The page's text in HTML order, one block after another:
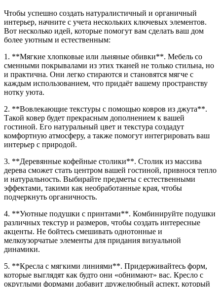
Чтобы успешно создать натуралистичный и органичный
интерьер, начните с учета нескольких ключевых элементов.
Вот несколько идей, которые помогут вам сделать ваш дом
более уютным и естественным:
1. **Мягкие хлопковые или льняные обивки**. Мебель со
сменными покрывалами из этих тканей не только стильна, но
и практична. Они легко стираются и становятся мягче с
каждым использованием, что придаёт вашему пространству
нотку уюта.
2. **Вовлекающие текстуры с помощью ковров из джута**.
Такой ковер будет прекрасным дополнением к вашей
гостиной. Его натуральный цвет и текстура создадут
комфортную атмосферу, а также помогут интегрировать ваш
интерьер с природой.
3. **Деревянные кофейные столики**. Столик из массива
дерева сможет стать центром вашей гостиной, привнося тепло
и натуральность. Выбирайте предметы с естественными
эффектами, такими как необработанные края, чтобы
подчеркнуть органичность.
4. **Уютные подушки с принтами**. Комбинируйте подушки
различных текстур и размеров, чтобы создать интересные
акценты. Не бойтесь смешивать однотонные и
мелкоузорчатые элементы для придания визуальной
динамики.
5. **Кресла с мягкими линиями**. Придерживайтесь форм,
которые выглядят как будто они «обнимают» вас. Кресло с
округлыми формами добавит дружелюбный аспект, который